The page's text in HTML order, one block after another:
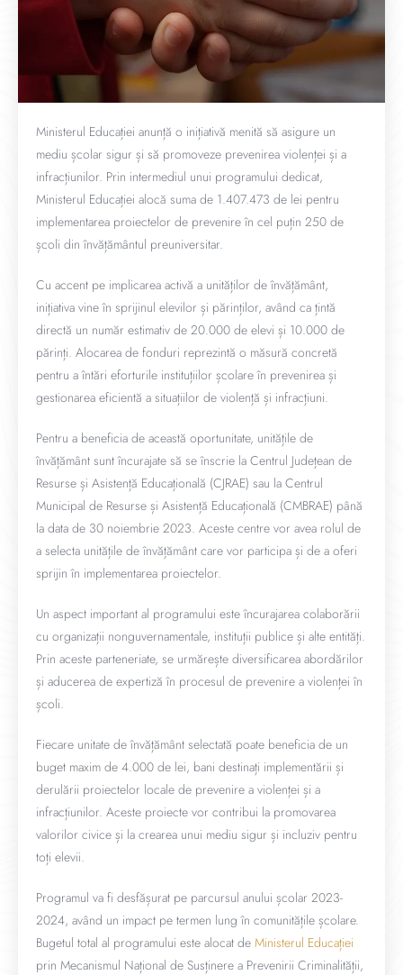
Ministerul Educației anunță o inițiativă menită să asigure un
mediu școlar sigur și să promoveze prevenirea violenței și a
infracțiunilor. Prin intermediul unui programului dedicat,
Ministerul Educației alocă suma de 1.407.473 de lei pentru
implementarea proiectelor de prevenire în cel puțin 250 de
școli din învățământul preuniversitar.
Cu accent pe implicarea activă a unităților de învățământ,
inițiativa vine în sprijinul elevilor și părinților, având ca țintă
directă un număr estimativ de 20.000 de elevi și 10.000 de
părinți. Alocarea de fonduri reprezintă o măsură concretă
pentru a întări eforturile instituțiilor școlare în prevenirea și
gestionarea eficientă a situațiilor de violență și infracțiuni.
Pentru a beneficia de această oportunitate, unitățile de
învățământ sunt încurajate să se înscrie la Centrul Județean de
Resurse și Asistență Educațională (CJRAE) sau la Centrul
Municipal de Resurse și Asistență Educațională (CMBRAE) până
la data de 30 noiembrie 2023. Aceste centre vor avea rolul de
a selecta unitățile de învățământ care vor participa și de a oferi
sprijin în implementarea proiectelor.
Un aspect important al programului este încurajarea colaborării
cu organizații nonguvernamentale, instituții publice și alte entități.
Prin aceste parteneriate, se urmărește diversificarea abordărilor
și aducerea de expertiză în procesul de prevenire a violenței în
școli.
Fiecare unitate de învățământ selectată poate beneficia de un
buget maxim de 4.000 de lei, bani destinați implementării și
derulării proiectelor locale de prevenire a violenței și a
infracțiunilor. Aceste proiecte vor contribui la promovarea
valorilor civice și la crearea unui mediu sigur și incluziv pentru
toți elevii.
Programul va fi desfășurat pe parcursul anului școlar 2023-
2024, având un impact pe termen lung în comunitățile școlare.
Bugetul total al programului este alocat de Ministerul Educației
prin Mecanismul Național de Susținere a Prevenirii Criminalității,